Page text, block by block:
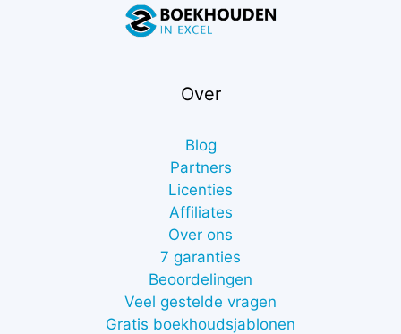
Over
Blog
Partners
Licenties
Affiliates
Over ons
7 garanties
Beoordelingen
Veel gestelde vragen
Gratis boekhoudsjablonen